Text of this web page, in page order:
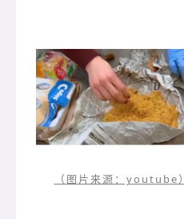
（图片来源：youtube）